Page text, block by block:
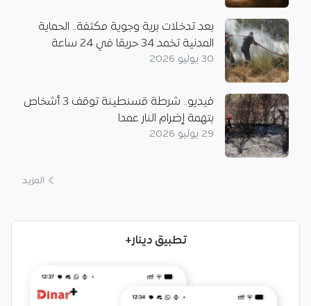
بعد تدخلات برية وجوية مكثفة.. الحماية
المدنية تخمد 34 حريقا في 24 ساعة
30 يوليو 2026
فيديو.. شرطة قسنطينة توقف 3 أشخاص
بتهمة إضرام النار عمدا
29 يوليو 2026
المزيد
تطبيق دينار+